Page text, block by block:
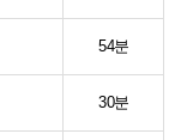
54분
30분